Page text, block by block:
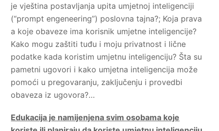
je vještina postavljanja upita umjetnoj inteligenciji
(“prompt engeneering”) poslovna tajna?; Koja prava
a koje obaveze ima korisnik umjetne inteligencije?
Kako mogu zaštiti tuđu i moju privatnost i lične
podatke kada koristim umjetnu inteligenciju? Šta su
pametni ugovori i kako umjetna inteligencija može
pomoći u pregovaranju, zaključenju i provedbi
obaveza iz ugovora?…
Edukacija je namijenjena svim osobama koje